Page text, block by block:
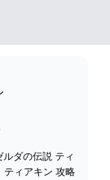
ダの伝説 ティ
ィアキン 攻略